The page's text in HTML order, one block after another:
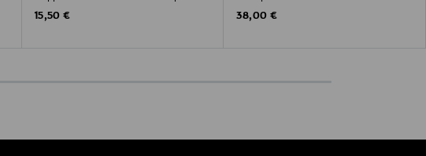
Original Price
15,50 €
Original Price
38,00 €